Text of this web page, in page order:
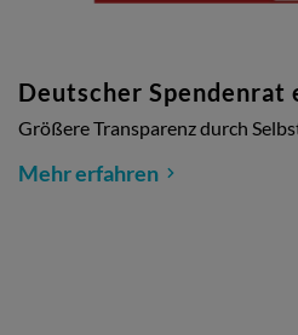
Deutscher Spendenrat
Größere Transparenz durch
Mehr erfahren